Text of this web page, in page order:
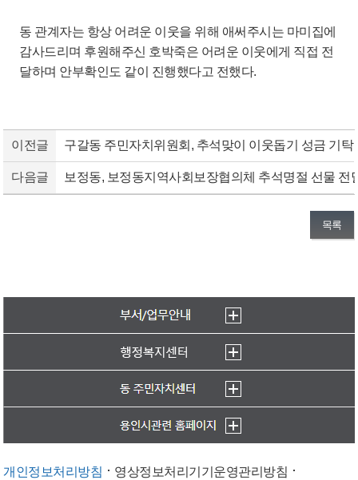
동 관계자는 항상 어려운 이웃을 위해 애써주시는 마미집에
감사드리며 후원해주신 호박죽은 어려운 이웃에게 직접 전
달하며 안부확인도 같이 진행했다고 전했다.
이전글 구갈동 주민자치위원회, 추석맞이 이웃돕기 성금 기탁
다음글 보정동, 보정동지역사회보장협의체 추석명절 선물 전
목록
개인정보처리방침 영상정보처리기기운영관리방침